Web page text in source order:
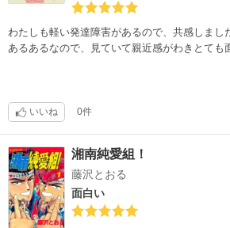
わたしも軽い発達障害があるので、共感しまし
あるあるなので、見ていて親近感がわきとても
いいね 0件
湘南純愛組！
藤沢とおる
面白い